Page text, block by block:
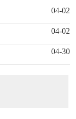
04-02
04-02
04-30